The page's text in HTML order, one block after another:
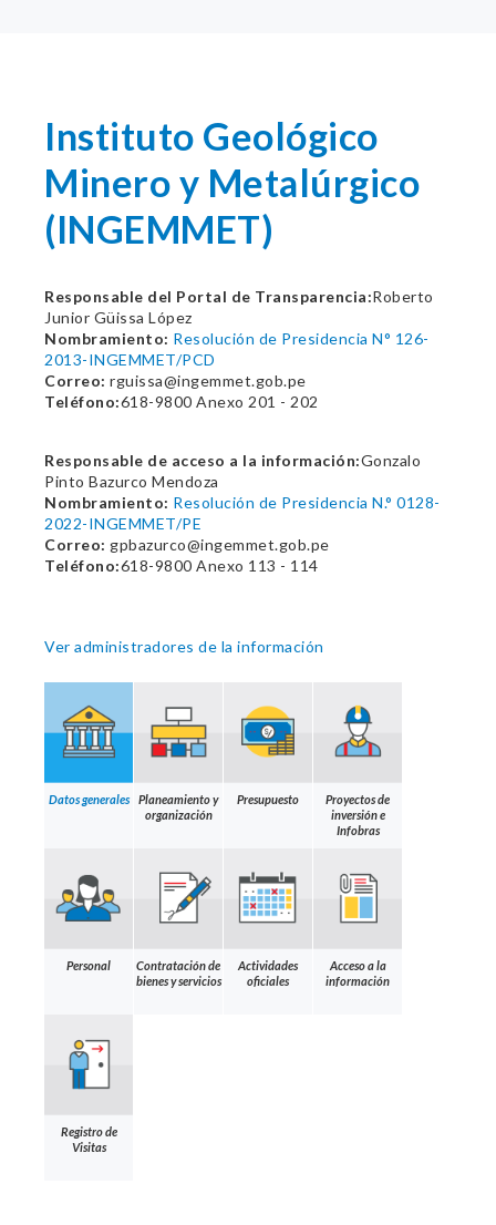
Instituto Geológico
Minero y Metalúrgico
(INGEMMET)
Responsable del Portal de Transparencia:Roberto
Junior Güissa López
Nombramiento: Resolución de Presidencia N° 126-
2013-INGEMMET/PCD
Correo: rguissa@ingemmet.gob.pe
Teléfono:618-9800 Anexo 201 - 202
Responsable de acceso a la información:Gonzalo
Pinto Bazurco Mendoza
Nombramiento: Resolución de Presidencia N.° 0128-
2022-INGEMMET/PE
Correo: gpbazurco@ingemmet.gob.pe
Teléfono:618-9800 Anexo 113 - 114
Ver administradores de la información
Datos generales
Planeamiento y
organización
Presupuesto
Proyectos de
inversión e
Infobras
Personal
Contratación de
bienes y servicios
Actividades
oficiales
Acceso a la
información
Registro de
Visitas